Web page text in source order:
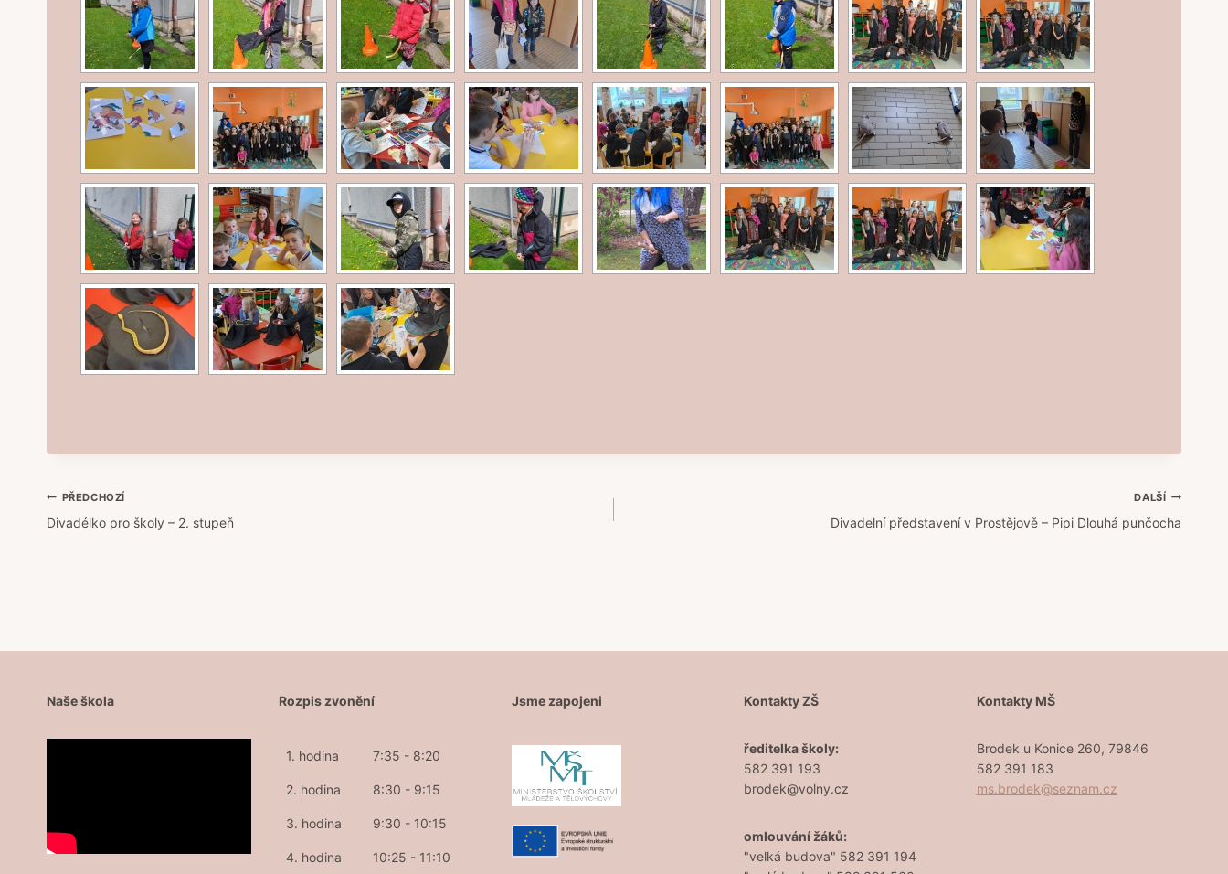
Navigace
pro
PŘEDCHOZÍ
Divadélko pro školy – 2. stupeň
DALŠÍ
Divadelní představení v Prostějově – Pipi Dlouhá punčocha
Naše škola Rozpis zvonění
1. hodina 7:35 - 8:20
2. hodina 8:30 - 9:15
3. hodina 9:30 - 10:15
4. hodina 10:25 - 11:10
Jsme zapojeni Kontakty ZŠ
ředitelka školy:
582 391 193
brodek@volny.cz
omlouvání žáků:
"velká budova" 582 391 194
Kontakty MŠ
Brodek u Konice 260, 79846
582 391 183
ms.brodek@seznam.cz